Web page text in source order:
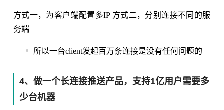
方式一，为客户端配置多IP 方式二，分别连接不同的服
务端
所以一台client发起百万条连接是没有任何问题的
4、做一个长连接推送产品，支持1亿用户需要多
少台机器